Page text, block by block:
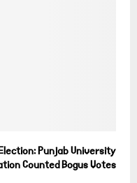
Punjab University
Counted Bogus Votes